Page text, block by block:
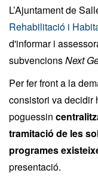
L’Ajuntament de
Rehabilitació i
d'informar i
subvencionsNext
Per fer front a la
consistori va decidir
poguessin
tramitació de les
programes
presentació.